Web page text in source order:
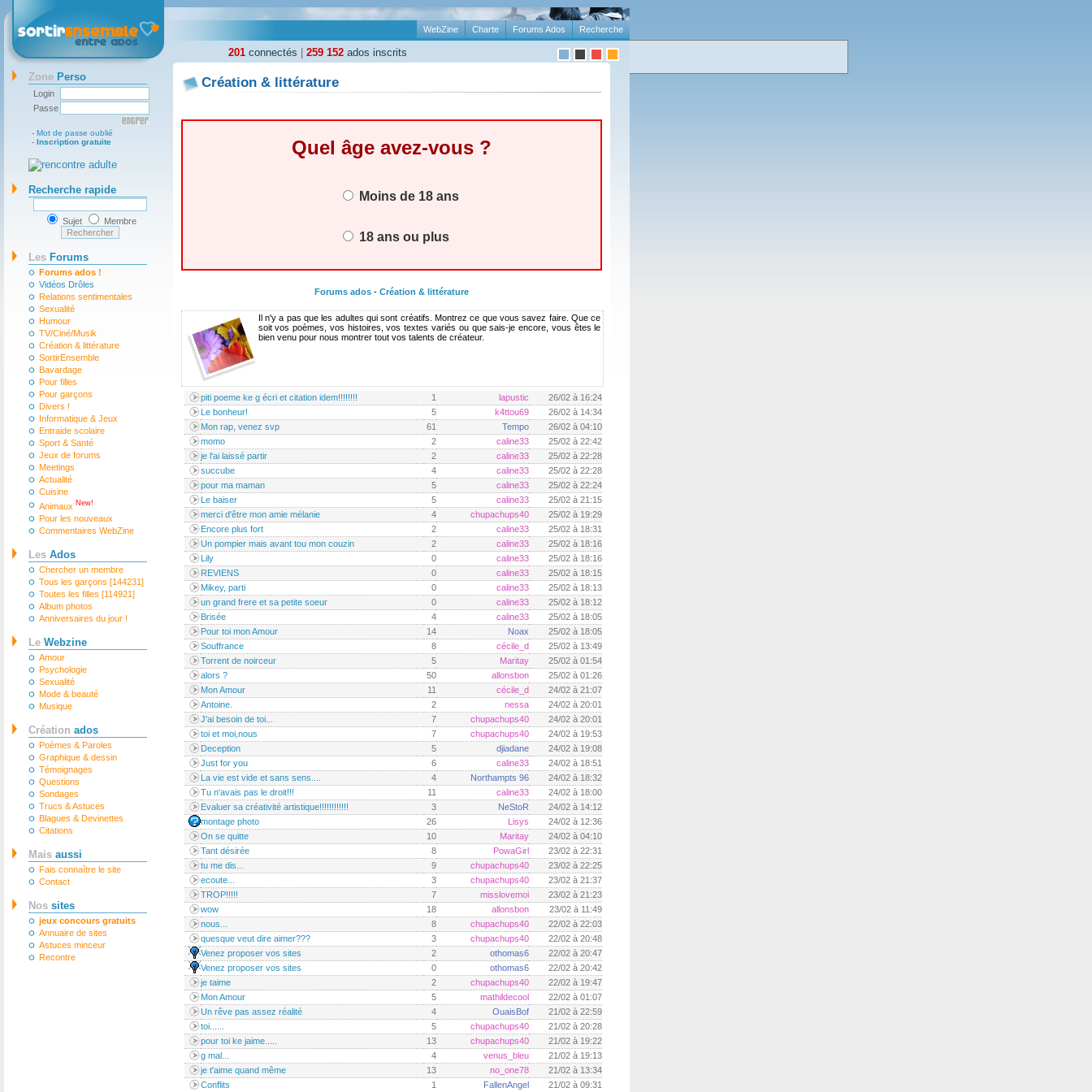
Recherche
Forums Ados
Charte
WebZine
201 connectés 259 152 ados inscrits
Zone Perso
Login
Passe
- Mot de passe oublié
- Inscription gratuite
Recherche rapide
Sujet Membre
Les Forums
Forums ados !
Vidéos Drôles
Relations sentimentales
Sexualité
Humour
TV/Ciné/Musik
Création & littérature
SortirEnsemble
Bavardage
Pour filles
Pour garçons
Divers !
Informatique & Jeux
Entraide scolaire
Sport & Santé
Jeux de forums
Meetings
Actualité
Cuisine
Animaux New!
Pour les nouveaux
Commentaires WebZine
Les Ados
Chercher un membre
Tous les garçons [144231]
Toutes les filles [114921]
Album photos
Anniversaires du jour !
Le Webzine
Amour
Psychologie
Sexualité
Mode & beauté
Musique
Création ados
Poèmes & Paroles
Graphique & dessin
Témoignages
Questions
Sondages
Trucs & Astuces
Blagues & Devinettes
Citations
Mais aussi
Fais connaître le site
Contact
Nos sites
jeux concours gratuits
Annuaire de sites
Astuces minceur
Recontre
Création & littérature
Quel âge avez-vous ?
Moins de 18 ans
18 ans ou plus
Forums ados- Création & littérature
Il n'y a pas que les adultes qui sont créatifs. Montrez ce que vous savez faire. Que ce
soit vos poèmes, vos histoires, vos textes variés ou que sais-je encore, vous êtes le
bien venu pour nous montrer tout vos talents de créateur.
piti poeme ke g écri et citation idem!!!!!!!! 1 lapustic
26/02 à 16:24
Le bonheur!
5 k4ttou69
26/02 à 14:34
Mon rap, venez svp
61 Tempo
26/02 à 04:10
momo
2 caline33
25/02 à 22:42
je l'ai laissé partir
2 caline33
25/02 à 22:28
succube
4 caline33
25/02 à 22:28
pour ma maman
5 caline33
25/02 à 22:24
Le baiser
5 caline33
25/02 à 21:15
merci d'être mon amie mélanie
4 chupachups40
25/02 à 19:29
Encore plus fort
2 caline33
25/02 à 18:31
Un pompier mais avant tou mon couzin
2 caline33
25/02 à 18:16
Lily
0 caline33
25/02 à 18:16
REVIENS
0 caline33
25/02 à 18:15
Mikey, parti
0 caline33
25/02 à 18:13
un grand frere et sa petite soeur
0 caline33
25/02 à 18:12
Brisée
4 caline33
25/02 à 18:05
Pour toi mon Amour
14 Noax
25/02 à 18:05
Souffrance
8 cécile_d
25/02 à 13:49
Torrent de noirceur
5 Maritay
25/02 à 01:54
alors ?
50 allonsbon
25/02 à 01:26
Mon Amour
11 cécile_d
24/02 à 21:07
Antoine.
2 nessa
24/02 à 20:01
J'ai besoin de toi...
7 chupachups40
24/02 à 20:01
toi et moi,nous
7 chupachups40
24/02 à 19:53
Deception
5 djiadane
24/02 à 19:08
Just for you
6 caline33
24/02 à 18:51
La vie est vide et sans sens....
4 Northampts 96
24/02 à 18:32
Tu n'avais pas le droit!!!
11 caline33
24/02 à 18:00
Evaluer sa créativité artistique!!!!!!!!!!!!
3 NeStoR
24/02 à 14:12
montage photo
26 Lisys
24/02 à 12:36
On se quitte
10 Maritay
24/02 à 04:10
Tant désirée
8 PowaGirl
23/02 à 22:31
tu me dis...
9 chupachups40
23/02 à 22:25
ecoute...
3 chupachups40
23/02 à 21:37
TROP!!!!!
7 misslovemoi
23/02 à 21:23
wow
18 allonsbon
23/02 à 11:49
nous...
8 chupachups40
22/02 à 22:03
quesque veut dire aimer???
3 chupachups40
22/02 à 20:48
Venez proposer vos sites
2 othomas6
22/02 à 20:47
Venez proposer vos sites
0 othomas6
22/02 à 20:42
je taime
2 chupachups40
22/02 à 19:47
Mon Amour
5 mathildecool
22/02 à 01:07
Un rêve pas assez réalité
4 OuaisBof
21/02 à 22:59
toi......
5 chupachups40
21/02 à 20:28
pour toi ke jaime.....
13 chupachups40
21/02 à 19:22
g mal...
4 venus_bleu
21/02 à 19:13
je t'aime quand même
13 no_one78
21/02 à 13:34
Conflits
1 FallenAngel 21/02 à 09:31